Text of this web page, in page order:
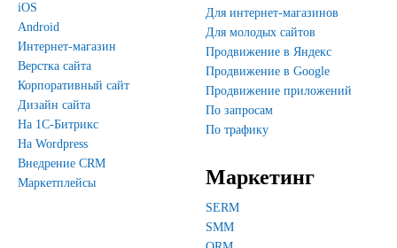
iOS
Android
Интернет-магазин
Верстка сайта
Корпоративный сайт
Дизайн сайта
На 1С-Битрикс
На Wordpress
Внедрение CRM
Маркетплейсы
Для интернет-магазинов
Для молодых сайтов
Продвижение в Яндекс
Продвижение в Google
Продвижение приложений
По запросам
По трафику
Маркетинг
SERM
SMM